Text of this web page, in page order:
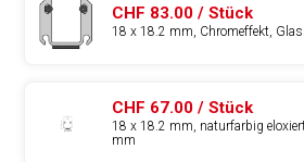
CHF 83.00 / Stück
18 x 18.2 mm, Chromeffekt,
CHF 67.00 / Stück
18 x 18.2 mm, naturfarbig
mm